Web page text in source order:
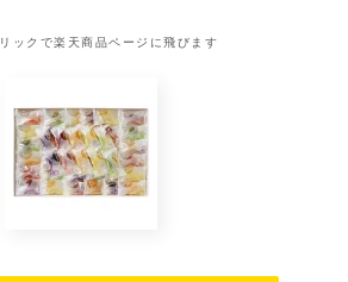
ックで楽天商品ページに飛びます